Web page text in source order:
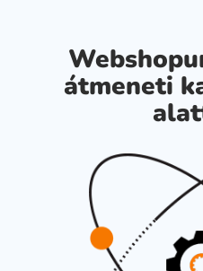
átmeneti